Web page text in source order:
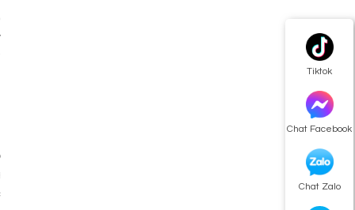
Tiktok
Chat Facebook
Chat Zalo